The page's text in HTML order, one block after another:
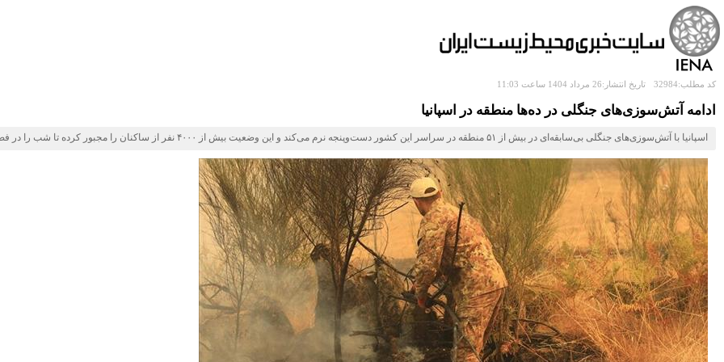
کد مطلب:32984 تاریخ انتشار:26 مرداد 1404 ساعت 11:03
ادامه آتش‌سوزی‌های جنگلی در ده‌ها منطقه در اسپانیا
اسپانیا با آتش‌سوزی‌های جنگلی بی‌سابقه‌ای در بیش از ۵۱ منطقه در سراسر این کشور دست‌وپنجه نرم می‌کند و این وضعیت بیش از ۴۰۰۰ نفر از ساکنان را مجبور کرده تا شب را در فضای باز بگذرانند.